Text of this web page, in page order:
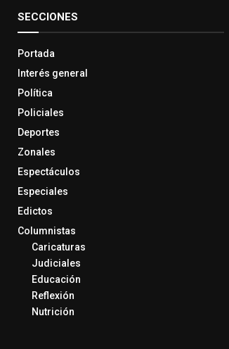
SECCIONES
Portada
Interés general
Política
Policiales
Deportes
Zonales
Espectáculos
Especiales
Edictos
Columnistas
Caricaturas
Judiciales
Educación
Reflexión
Nutrición